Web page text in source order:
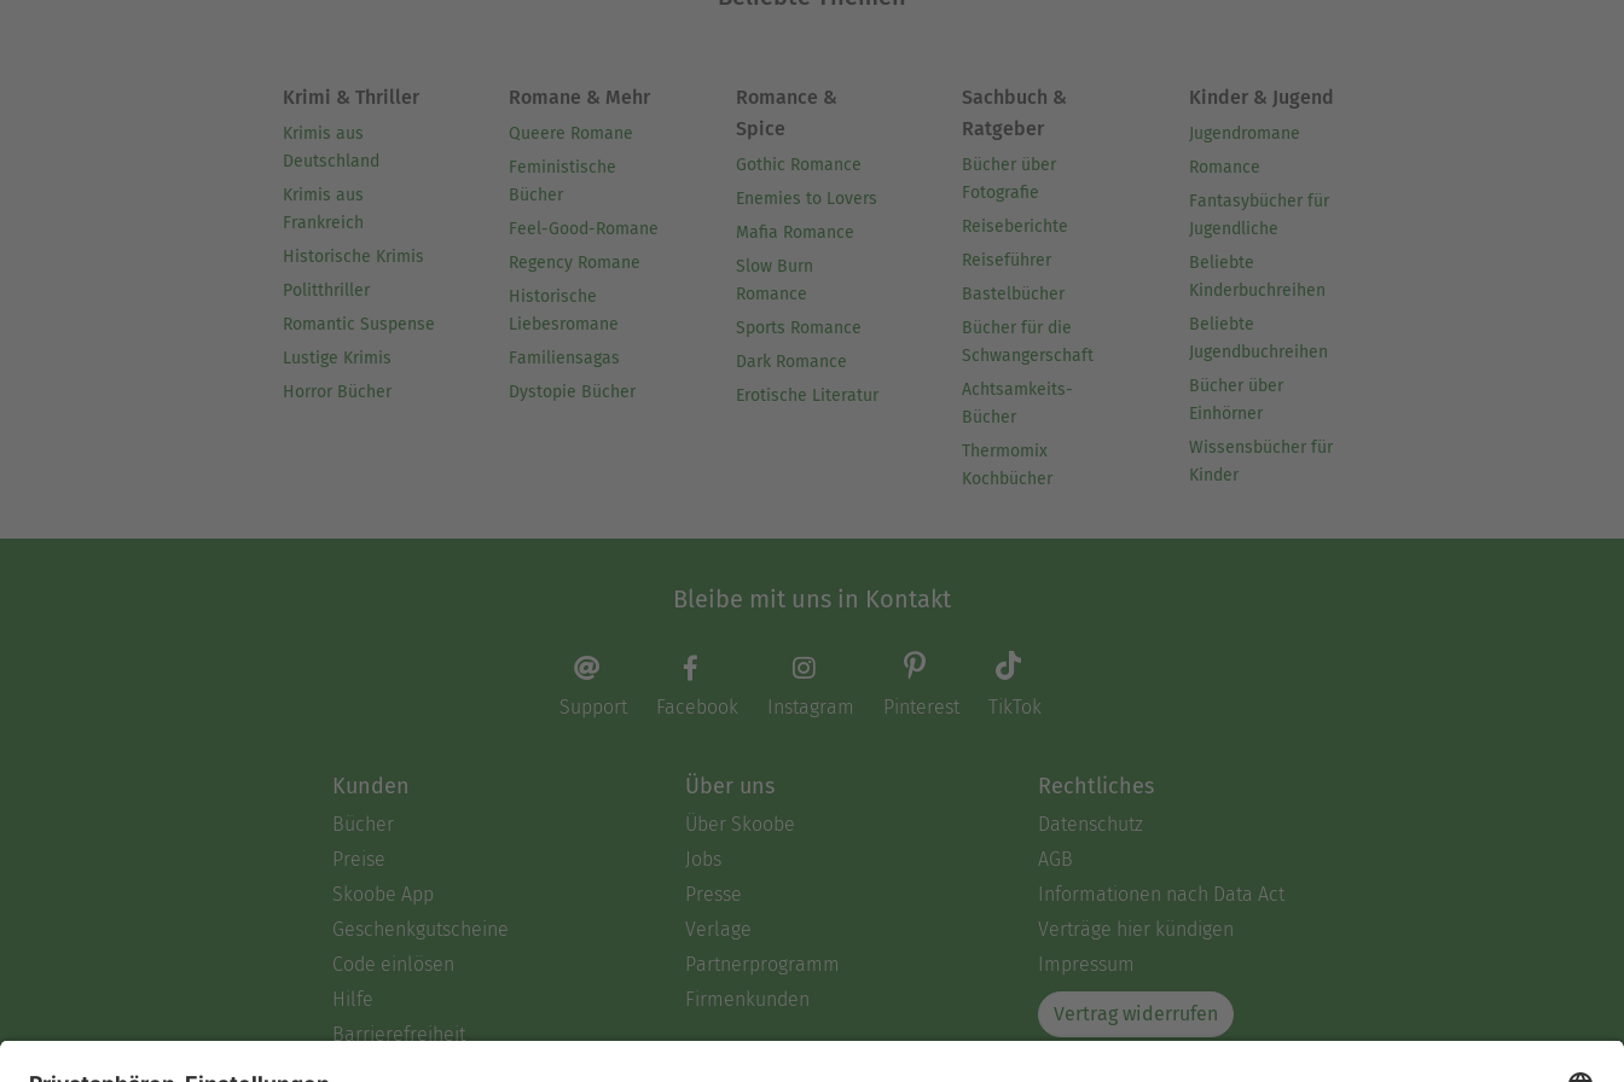
Krimi & Thriller
Krimis aus
Deutschland
Krimis aus
Frankreich
Historische Krimis
Politthriller
Romantic Suspense
Lustige Krimis
Horror Bücher
Romane & Mehr
Queere Romane
Feministische
Bücher
Feel-Good-Romane
Regency Romane
Historische
Liebesromane
Familiensagas
Dystopie Bücher
Romance &
Spice
Gothic Romance
Enemies to Lovers
Mafia Romance
Slow Burn
Romance
Sports Romance
Dark Romance
Erotische Literatur
Sachbuch &
Ratgeber
Bücher über
Fotografie
Reiseberichte
Reiseführer
Bastelbücher
Bücher für die
Schwangerschaft
Achtsamkeits-
Bücher
Thermomix
Kochbücher
Kinder & Jugend
Jugendromane
Romance
Fantasybücher für
Jugendliche
Beliebte
Kinderbuchreihen
Beliebte
Jugendbuchreihen
Bücher über
Einhörner
Wissensbücher für
Kinder
Bleibe mit uns in Kontakt
Support Facebook Instagram Pinterest TikTok
Kunden
Bücher
Preise
Skoobe App
Geschenkgutscheine
Code einlösen
Hilfe
Barrierefreiheit
Über uns
Über Skoobe
Jobs
Presse
Verlage
Partnerprogramm
Firmenkunden
Rechtliches
Datenschutz
AGB
Informationen nach Data Act
Verträge hier kündigen
Impressum
Vertrag widerrufen